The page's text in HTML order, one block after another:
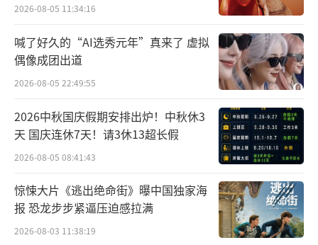
2026-08-05 11:34:16
喊了好久的“AI选秀元年”真来了 虚拟
偶像成团出道
2026-08-05 22:49:55
2026中秋国庆假期安排出炉！中秋休3
天 国庆连休7天！请3休13超长假
2026-08-05 08:41:43
惊悚大片《逃出绝命街》曝中国独家海
报 恐龙步步紧逼压迫感拉满
2026-08-03 11:38:19